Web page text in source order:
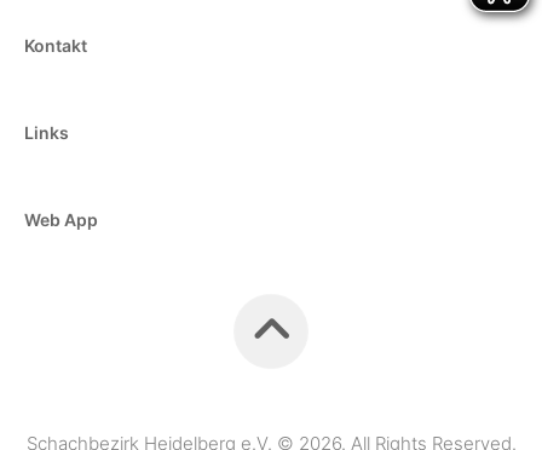
Kontakt
Links
Web App
Schachbezirk Heidelberg e.V. © 2026. All Rights Reserved.